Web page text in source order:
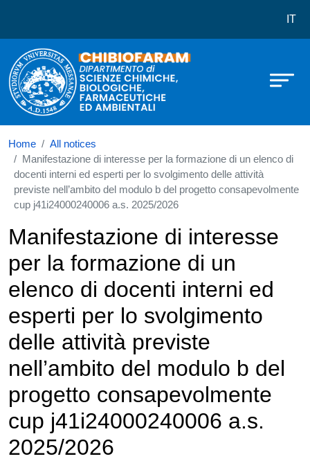
Dipartimento di Scienze IT
Home
All notices
Manifestazione di interesse per la formazione di un elenco di
docenti interni ed esperti per lo svolgimento delle attività
previste nell’ambito del modulo b del progetto consapevolmente
cup j41i24000240006 a.s. 2025/2026
Manifestazione di interesse
per la formazione di un
elenco di docenti interni ed
esperti per lo svolgimento
delle attività previste
nell’ambito del modulo b del
progetto consapevolmente
cup j41i24000240006 a.s.
2025/2026